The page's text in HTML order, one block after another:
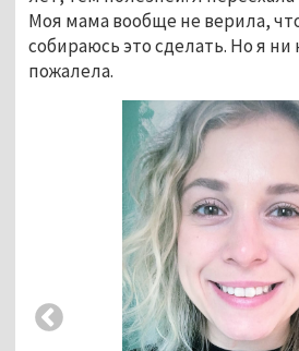
Моя мама вообще не верила,
собираюсь это сделать. Но я ни
пожалела.